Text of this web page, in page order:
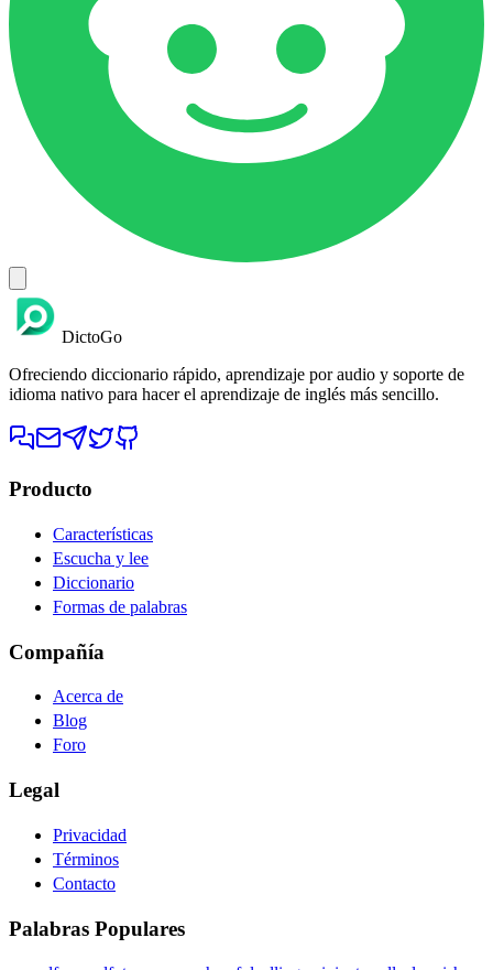
DictoGo
Ofreciendo diccionario rápido, aprendizaje por audio y soporte de
idioma nativo para hacer el aprendizaje de inglés más sencillo.
Producto
Características
Escucha y lee
Diccionario
Formas de palabras
Compañía
Acerca de
Blog
Foro
Legal
Privacidad
Términos
Contacto
Palabras Populares